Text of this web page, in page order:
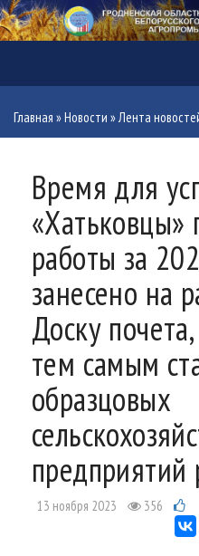
Главная »Новости »Лента
Время для
«Хатьковцы»
работы за
занесено на
Доску
тем самым
образцовых
предприятий
13 ноября 2023 356